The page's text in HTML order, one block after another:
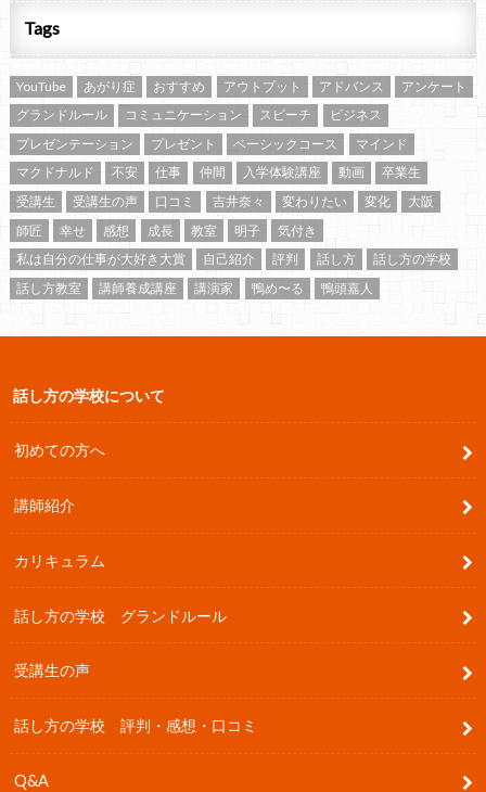
Tags
YouTube あがり症 おすすめ アウトプット アドバンス
アンケート
グランドルール
コミュニケーション スピーチ
ビジネス
プレゼンテーション
プレゼント ベーシックコース
マインド
マクドナルド
不安 仕事 仲間 入学体験講座 動画
卒業生
受講生
受講生の声 口コミ 吉井奈々 変わりたい 変化
大阪
師匠
幸せ 感想 成長 教室 明子
気付き
私は自分の仕事が大好き大賞
自己紹介 評判 話し方
話し方の学校
話し方教室
講師養成講座 講演家 鴨め〜る 鴨頭嘉人
話し方の学校について
初めての方へ
講師紹介
カリキュラム
話し方の学校 グランドルール
受講生の声
話し方の学校 評判・感想・口コミ
Q&A